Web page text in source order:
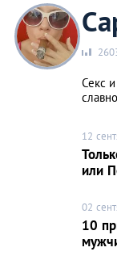
Секс
12
или
02
10